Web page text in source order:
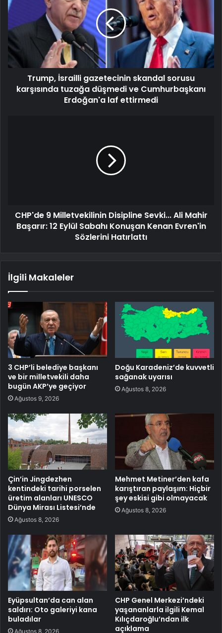
Trump, İsrailli gazetecinin skandal sorusu
karşısında tuzağa düşmedi ve Cumhurbaşkanı
Erdoğan'a laf ettirmedi
CHP'de 9 Milletvekilinin Disipline Sevki... Ali Mahir
Başarır: 12 Eylül Sabahı Konuşan Kenan Evren'in
Sözlerini Hatırlattı
İlgili Makaleler
3 CHP’li belediye başkanı
ve bir milletvekili daha
bugün AKP’ye geçiyor
Ağustos 9, 2026
Doğu Karadeniz’de kuvvetli
sağanak uyarısı
Ağustos 8, 2026
Çin’in Jingdezhen
kentindeki tarihi porselen
üretim alanları UNESCO
Dünya Mirası Listesi’nde
Ağustos 8, 2026
Mehmet Metiner’den kafa
karıştıran paylaşım: Hiçbir
şey eskisi gibi olmayacak
Ağustos 8, 2026
Eyüpsultan’da can alan
saldırı: Oto galeriyi kana
buladılar
Ağustos 8, 2026
CHP Genel Merkezi’ndeki
yaşananlarla ilgili Kemal
Kılıçdaroğlu’ndan ilk
açıklama